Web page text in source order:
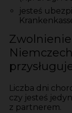
jesteś
Liczba dni
czy jesteś
z partnerem.